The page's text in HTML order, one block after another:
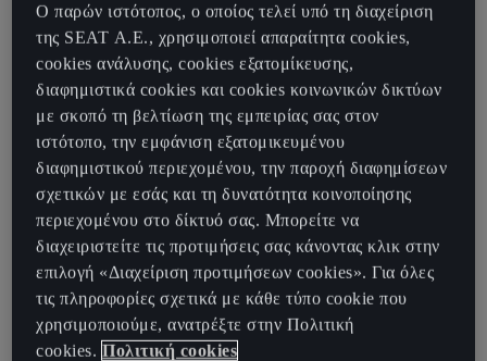
βαθμολογία ασφάλειας Euro NCAP 5
αστέρων
Το CUPRA Born, το πρώτο 100% ηλεκτρικό μοντέλο της μάρκας,
που προσφέρει μοναδική σχεδίαση και κορυφαίες επιδόσεις,
συνέχισε τα εξαιρετικά αποτελέσματα της εταιρείας κατά τη
διάρκεια των δοκιμών ασφαλείας του Euro NCAP, επιτυγχάνοντας
βαθμολογία 5 αστέρων.
Ένα σημαντικό αποτέλεσμα για το CUPRA Born, που μαζί με το
CUPRA Formentor και το CUPRA Leon εντάσσεται στα
αυτοκίνητα των πέντε αστέρων, τονίζοντας για άλλη μία φορά ότι
η μάρκα έχει δεσμευτεί να προσφέρει αυτοκίνητα που
Ο παρών ιστότοπος, ο οποίος τελεί υπό τη διαχείριση
της SEAT Α.Ε., χρησιμοποιεί απαραίτητα cookies,
cookies ανάλυσης, cookies εξατομίκευσης,
διαφημιστικά cookies και cookies κοινωνικών δικτύων
με σκοπό τη βελτίωση της εμπειρίας σας στον
ιστότοπο, την εμφάνιση εξατομικευμένου
διαφημιστικού περιεχομένου, την παροχή διαφημίσεων
σχετικών με εσάς και τη δυνατότητα κοινοποίησης
περιεχομένου στο δίκτυό σας. Μπορείτε να
διαχειριστείτε τις προτιμήσεις σας κάνοντας κλικ στην
επιλογή «Διαχείριση προτιμήσεων cookies». Για όλες
τις πληροφορίες σχετικά με κάθε τύπο cookie που
χρησιμοποιούμε, ανατρέξτε στην Πολιτική
cookies. Πολιτική cookies